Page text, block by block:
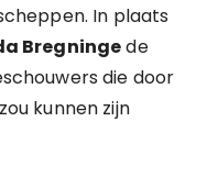
In plaats
Bregningede
die door
kunnen zijn